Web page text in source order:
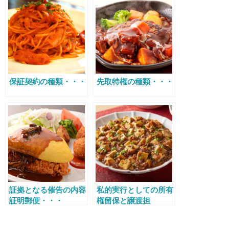
保証契約の種類・・・ 先取特権の種類・・・
証拠となる催告の内容
証明郵便・・・
私的実行としての所有
権留保と譲渡担